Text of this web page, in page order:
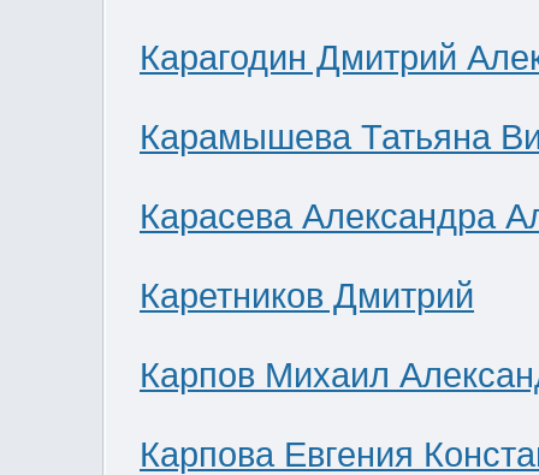
Карагодин Дмитрий
Карамышева Татьяна
Карасева Александра
Каретников Дмитрий
Карпов Михаил
Карпова Евгения